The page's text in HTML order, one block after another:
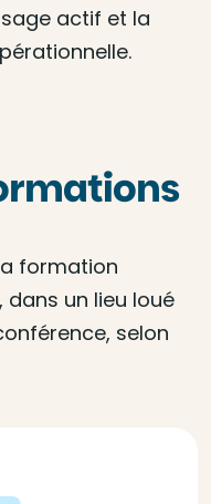
actif et la
formation
dans un lieu loué
selon